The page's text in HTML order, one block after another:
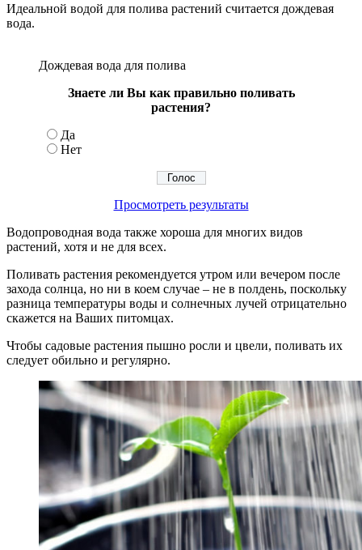
Идеальной водой для полива растений считается дождевая
вода.
Дождевая вода для полива
Знаете ли Вы как правильно поливать
растения?
Да
Нет
Просмотреть результаты
Водопроводная вода также хороша для многих видов
растений, хотя и не для всех.
Поливать растения рекомендуется утром или вечером после
захода солнца, но ни в коем случае – не в полдень, поскольку
разница температуры воды и солнечных лучей отрицательно
скажется на Ваших питомцах.
Чтобы садовые растения пышно росли и цвели, поливать их
следует обильно и регулярно.